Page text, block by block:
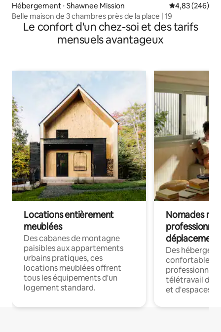
Hébergement ⋅ Shawnee Mission Évaluation
4,83 (246)
Belle maison de 3 chambres près de la place | 19
Le confort d'un chez-soi et des tarifs
mensuels avantageux
Locations entièrement
meublées
Des cabanes de montagne
paisibles aux appartements
urbains pratiques, ces
locations meublées offrent
tous les équipements d'un
logement standard.
Nomades
déplacement
Des
confortables
professionnels
télétravail
et d'espaces